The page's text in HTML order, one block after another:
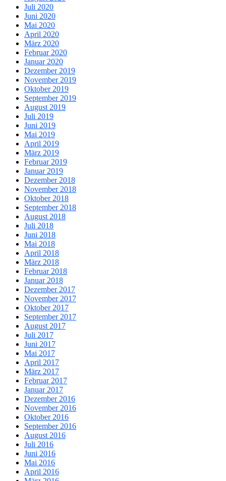
Juli 2020
Juni 2020
Mai 2020
April 2020
März 2020
Februar 2020
Januar 2020
Dezember 2019
November 2019
Oktober 2019
September 2019
August 2019
Juli 2019
Juni 2019
Mai 2019
April 2019
März 2019
Februar 2019
Januar 2019
Dezember 2018
November 2018
Oktober 2018
September 2018
August 2018
Juli 2018
Juni 2018
Mai 2018
April 2018
März 2018
Februar 2018
Januar 2018
Dezember 2017
November 2017
Oktober 2017
September 2017
August 2017
Juli 2017
Juni 2017
Mai 2017
April 2017
März 2017
Februar 2017
Januar 2017
Dezember 2016
November 2016
Oktober 2016
September 2016
August 2016
Juli 2016
Juni 2016
Mai 2016
April 2016